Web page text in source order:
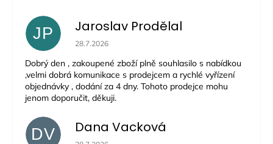
JP Jaroslav Prodělal
Hodnocení obchodu je 5 z 5 hvězdiček.
28.7.2026
Dobrý den , zakoupené zboží plně souhlasilo s nabídkou
,velmi dobrá komunikace s prodejcem a rychlé vyřízení
objednávky , dodání za 4 dny. Tohoto prodejce mohu
jenom doporučit, děkuji.
DV Dana Vacková
Hodnocení obchodu je 5 z 5 hvězdiček.